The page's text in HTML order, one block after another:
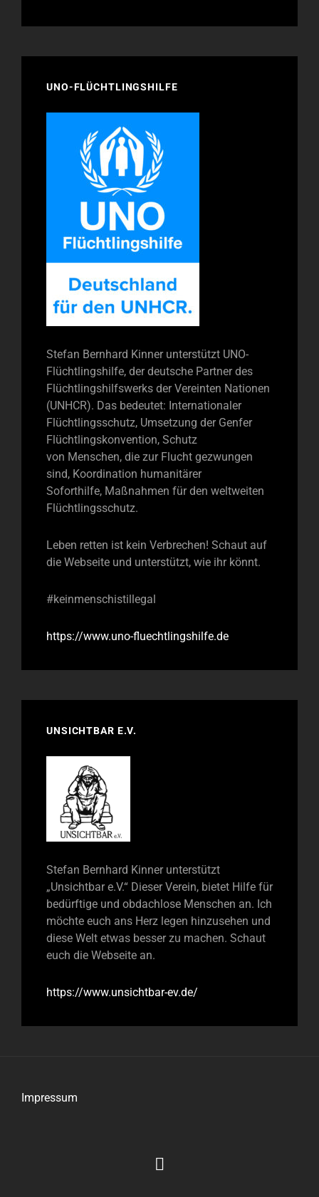
UNO-FLÜCHTLINGSHILFE
Stefan Bernhard Kinner unterstützt UNO-
Flüchtlingshilfe, der deutsche Partner des
Flüchtlingshilfswerks der Vereinten Nationen
(UNHCR). Das bedeutet: Internationaler
Flüchtlingsschutz, Umsetzung der Genfer
Flüchtlingskonvention, Schutz
von Menschen, die zur Flucht gezwungen
sind, Koordination humanitärer
Soforthilfe, Maßnahmen für den weltweiten
Flüchtlingsschutz.
Leben retten ist kein Verbrechen! Schaut auf
die Webseite und unterstützt, wie ihr könnt.
#keinmenschistillegal
https://www.uno-fluechtlingshilfe.de
UNSICHTBAR E.V.
Stefan Bernhard Kinner unterstützt
„Unsichtbar e.V.“ Dieser Verein, bietet Hilfe für
bedürftige und obdachlose Menschen an. Ich
möchte euch ans Herz legen hinzusehen und
diese Welt etwas besser zu machen. Schaut
euch die Webseite an.
https://www.unsichtbar-ev.de/
Impressum